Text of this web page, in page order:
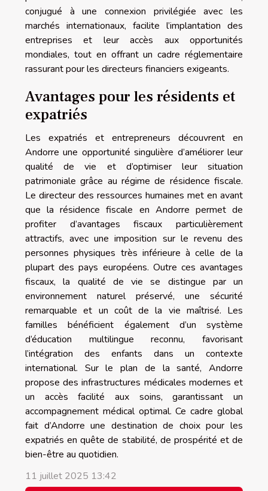
conjugué à une connexion privilégiée avec les
marchés internationaux, facilite l’implantation des
entreprises et leur accès aux opportunités
mondiales, tout en offrant un cadre réglementaire
rassurant pour les directeurs financiers exigeants.
Avantages pour les résidents et
expatriés
Les expatriés et entrepreneurs découvrent en
Andorre une opportunité singulière d’améliorer leur
qualité de vie et d’optimiser leur situation
patrimoniale grâce au régime de résidence fiscale.
Le directeur des ressources humaines met en avant
que la résidence fiscale en Andorre permet de
profiter d’avantages fiscaux particulièrement
attractifs, avec une imposition sur le revenu des
personnes physiques très inférieure à celle de la
plupart des pays européens. Outre ces avantages
fiscaux, la qualité de vie se distingue par un
environnement naturel préservé, une sécurité
remarquable et un coût de la vie maîtrisé. Les
familles bénéficient également d’un système
d’éducation multilingue reconnu, favorisant
l’intégration des enfants dans un contexte
international. Sur le plan de la santé, Andorre
propose des infrastructures médicales modernes et
un accès facilité aux soins, garantissant un
accompagnement médical optimal. Ce cadre global
fait d’Andorre une destination de choix pour les
expatriés en quête de stabilité, de prospérité et de
bien-être au quotidien.
11 juillet 2025 13:42